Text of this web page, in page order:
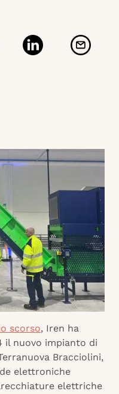
scorso, Iren ha
il nuovo impianto di
Bracciolini,
elettroniche
elettriche